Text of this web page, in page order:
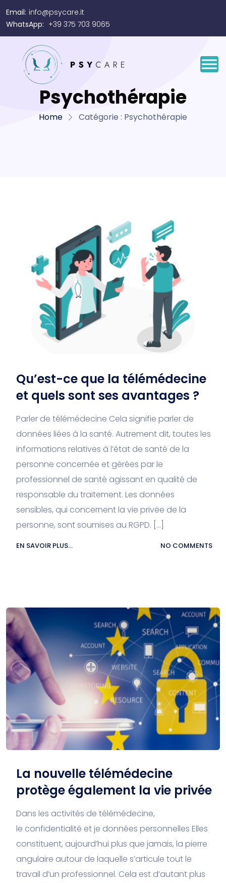
Email: info@psycare.it
WhatsApp: +39 375 703 9065
Psychothérapie
Home Catégorie : Psychothérapie
Qu’est-ce que la télémédecine
et quels sont ses avantages ?
Parler de télémédecine Cela signifie parler de
données liées à la santé. Autrement dit, toutes les
informations relatives à l’état de santé de la
personne concernée et gérées par le
professionnel de santé agissant en qualité de
responsable du traitement. Les données
sensibles, qui concernent la vie privée de la
personne, sont soumises au RGPD. […]
EN SAVOIR PLUS... NO COMMENTS
La nouvelle télémédecine
protège également la vie privée
Dans les activités de télémédecine,
le confidentialité et je données personnelles Elles
constituent, aujourd’hui plus que jamais, la pierre
angulaire autour de laquelle s’articule tout le
travail d’un professionnel. Cela est d’autant plus